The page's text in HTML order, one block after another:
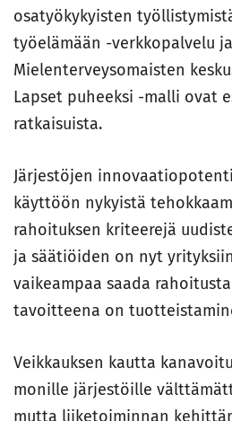
osatyökykyisten
työelämään -verkkopalvelu ja
Mielenterveysomaisten
Lapset puheeksi -malli ovat
ratkaisuista.
Järjestöjen
käyttöön nykyistä
rahoituksen kriteerejä
ja säätiöiden on nyt
vaikeampaa saada
tavoitteena on
Veikkauksen kautta
monille järjestöille
mutta liiketoiminnan